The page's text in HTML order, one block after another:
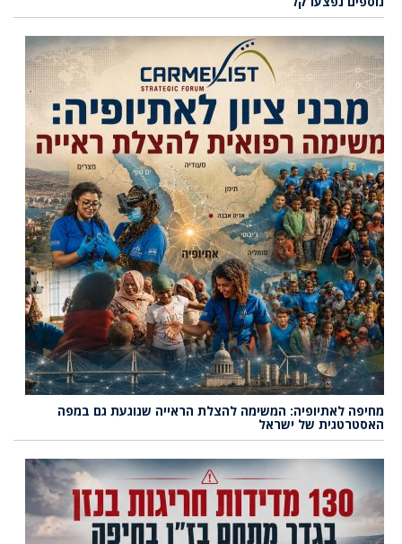
מחיפה לאתיופיה: המשימה להצלת הראייה שנוגעת גם במפה
האסטרטגית של ישראל